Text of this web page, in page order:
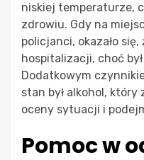
niskiej temperaturze,
zdrowiu. Gdy na
policjanci, okazało
hospitalizacji, choć
Dodatkowym
stan był alkohol, który
oceny sytuacji i
Pomoc w